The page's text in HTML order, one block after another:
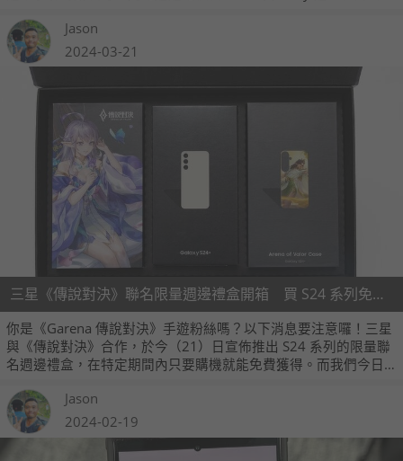
顏色有點好奇，我們也在現場拍攝了實機外觀，現在就跟大家分
享一下。
Jason
2024-03-21
三星《傳說對決》聯名限量週邊禮盒開箱 買 S24 系列免費送
你是《Garena 傳說對決》手遊粉絲嗎？以下消息要注意囉！三星
與《傳說對決》合作，於今（21）日宣佈推出 S24 系列的限量聯
名週邊禮盒，在特定期間內只要購機就能免費獲得。而我們今日
讓大家也聞香一下！
Jason
2024-02-19